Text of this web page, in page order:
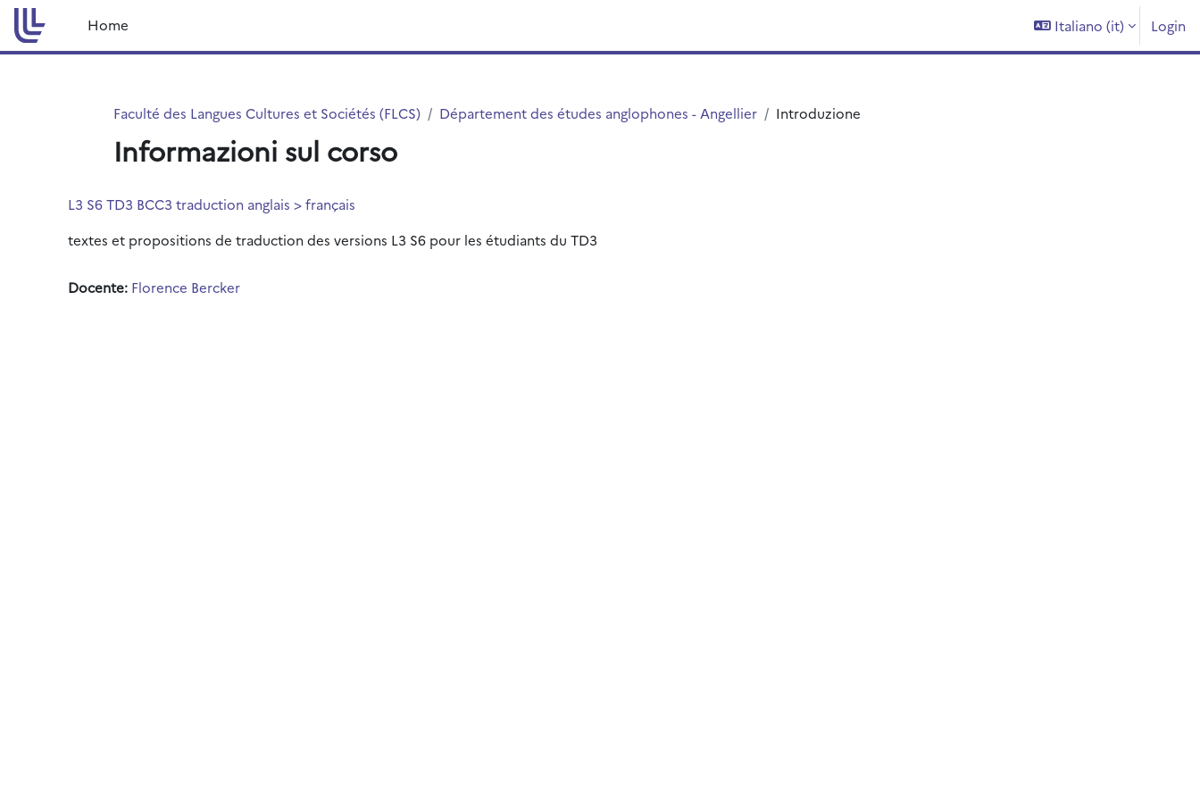
Vai al contenuto principale
Home
Italiano ‎(it)‎ Login
Faculté des Langues Cultures et Sociétés (FLCS) Département des études anglophones - Angellier Introduzione
Informazioni sul corso
L3 S6 TD3 BCC3 traduction anglais > français
textes et propositions de traduction des versions L3 S6 pour les étudiants du TD3
Docente: Florence Bercker